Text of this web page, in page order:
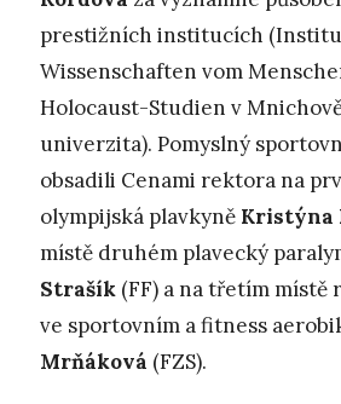
prestižních institucích
Wissenschaften vom
Holocaust-Studien v
univerzita). Pomyslný
obsadili Cenami rektora na
olympijská plavkyně Kristýna
místě druhém plavecký
Strašík (FF) a na třetím
ve sportovním a fitness
Mrňáková (FZS).